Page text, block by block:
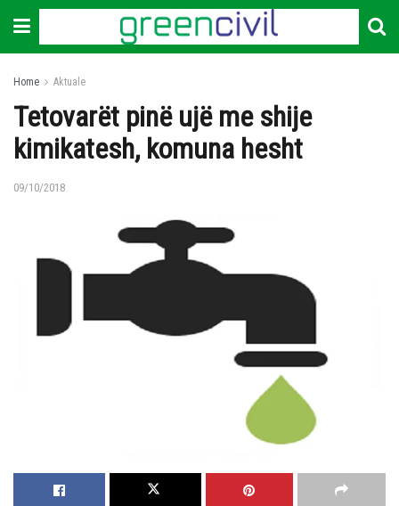
Home Aktuale
Tetovarët pinë ujë me shije
kimikatesh, komuna hesht
09/10/2018